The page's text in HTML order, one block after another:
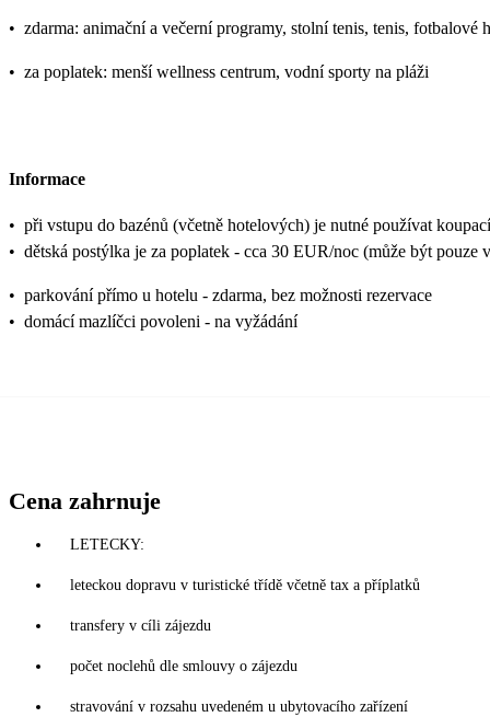
• zdarma: animační a večerní programy, stolní tenis, tenis, fotbalové
• za poplatek: menší wellness centrum, vodní sporty na pláži
Informace
• při vstupu do bazénů (včetně hotelových) je nutné používat
• dětská postýlka je za poplatek - cca 30 EUR/noc (může být
• parkování přímo u hotelu - zdarma, bez možnosti rezervace
• domácí mazlíčci povoleni - na vyžádání
Cena zahrnuje
LETECKY:
leteckou dopravu v turistické třídě včetně tax a příplatků
transfery v cíli zájezdu
počet noclehů dle smlouvy o zájezdu
stravování v rozsahu uvedeném u ubytovacího zařízení